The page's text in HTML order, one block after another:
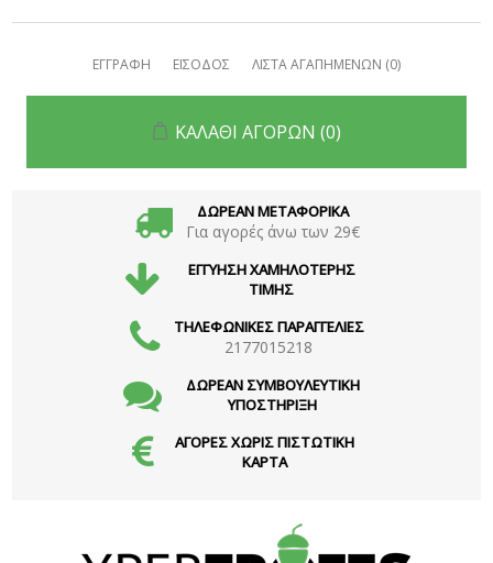
ΕΓΓΡΑΦΗ ΕΙΣΟΔΟΣ ΛΙΣΤΑ ΑΓΑΠΗΜΕΝΩΝ (0)
ΚΑΛΑΘΙ ΑΓΟΡΩΝ (0)
ΔΩΡΕΑΝ ΜΕΤΑΦΟΡΙΚΑ
Για αγορές άνω των 29€
ΕΓΓΥΗΣΗ ΧΑΜΗΛΟΤΕΡΗΣ
ΤΙΜΗΣ
ΤΗΛΕΦΩΝΙΚΕΣ ΠΑΡΑΓΓΕΛΙΕΣ
2177015218
ΔΩΡΕΑΝ ΣΥΜΒΟΥΛΕΥΤΙΚΗ
ΥΠΟΣΤΗΡΙΞΗ
ΑΓΟΡΕΣ ΧΩΡΙΣ ΠΙΣΤΩΤΙΚΗ
ΚΑΡΤΑ